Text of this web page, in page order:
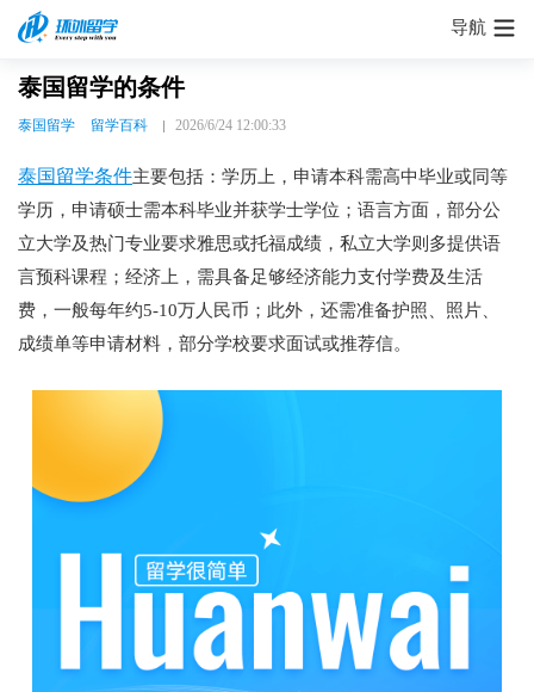
导航
泰国留学的条件
泰国留学 留学百科 2026/6/24 12:00:33
泰国留学条件主要包括：学历上，申请本科需高中毕业或同等
学历，申请硕士需本科毕业并获学士学位；语言方面，部分公
立大学及热门专业要求雅思或托福成绩，私立大学则多提供语
言预科课程；经济上，需具备足够经济能力支付学费及生活
费，一般每年约5-10万人民币；此外，还需准备护照、照片、
成绩单等申请材料，部分学校要求面试或推荐信。